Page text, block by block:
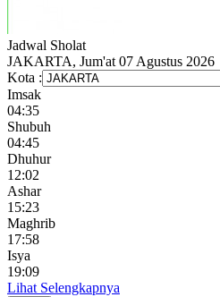
Jadwal Sholat
JAKARTA, Jum'at 07 Agustus 2026
Kota :
Imsak
04:35
Shubuh
04:45
Dhuhur
12:02
Ashar
15:23
Maghrib
17:58
Isya
19:09
Lihat Selengkapnya